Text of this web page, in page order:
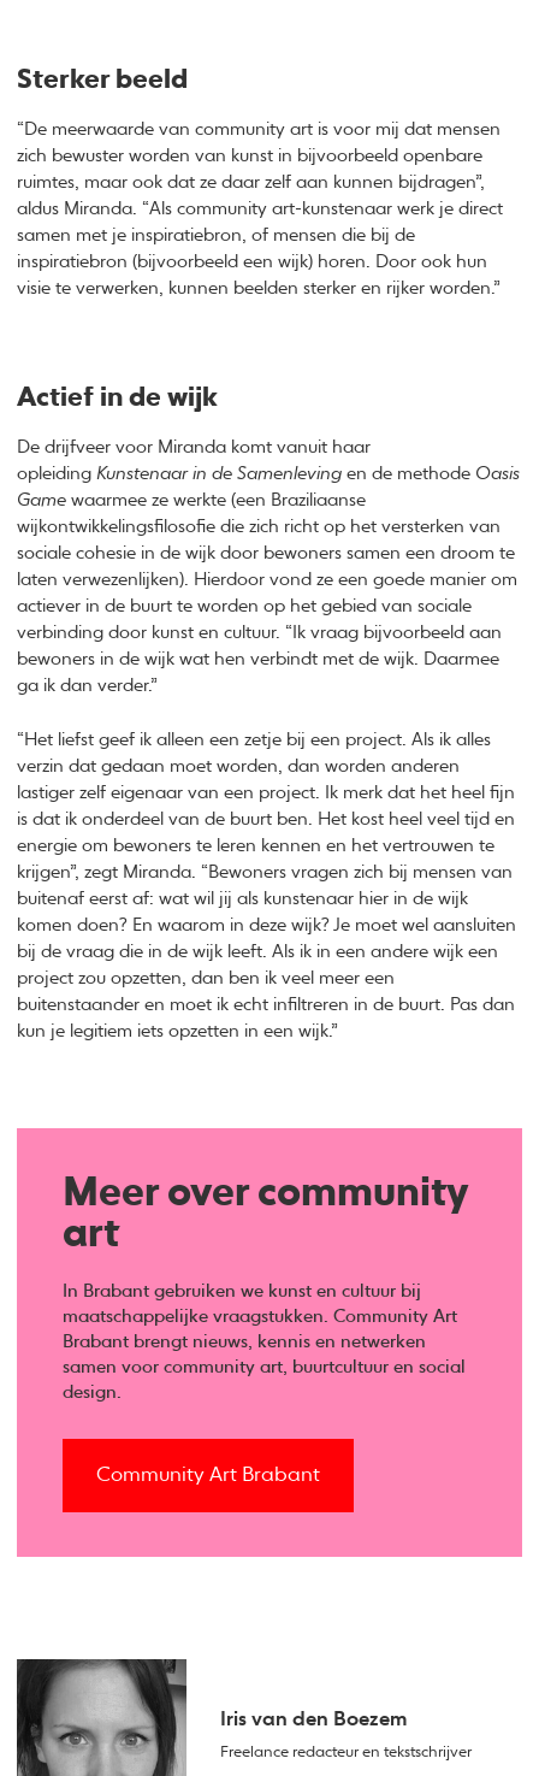
Sterker beeld
“De meerwaarde van community art is voor mij dat mensen
zich bewuster worden van kunst in bijvoorbeeld openbare
ruimtes, maar ook dat ze daar zelf aan kunnen bijdragen”,
aldus Miranda. “Als community art-kunstenaar werk je direct
samen met je inspiratiebron, of mensen die bij de
inspiratiebron (bijvoorbeeld een wijk) horen. Door ook hun
visie te verwerken, kunnen beelden sterker en rijker worden.”
Actief in de wijk
De drijfveer voor Miranda komt vanuit haar
opleidingKunstenaar in de Samenlevingen de methode Oasis
Gamewaarmee ze werkte (een Braziliaanse
wijkontwikkelingsfilosofie die zich richt op het versterken van
sociale cohesie in de wijk door bewoners samen een droom te
laten verwezenlijken). Hierdoor vond ze een goede manier om
actiever in de buurt te worden op het gebied van sociale
verbinding door kunst en cultuur. “Ik vraag bijvoorbeeld aan
bewoners in de wijk wat hen verbindt met de wijk. Daarmee
ga ik dan verder.”
“Het liefst geef ik alleen een zetje bij een project. Als ik alles
verzin dat gedaan moet worden, dan worden anderen
lastiger zelf eigenaar van een project. Ik merk dat het heel fijn
is dat ik onderdeel van de buurt ben. Het kost heel veel tijd en
energie om bewoners te leren kennen en het vertrouwen te
krijgen”, zegt Miranda. “Bewoners vragen zich bij mensen van
buitenaf eerst af: wat wil jij als kunstenaar hier in de wijk
komen doen? En waarom in deze wijk? Je moet wel aansluiten
bij de vraag die in de wijk leeft. Als ik in een andere wijk een
project zou opzetten, dan ben ik veel meer een
buitenstaander en moet ik echt infiltreren in de buurt. Pas dan
kun je legitiem iets opzetten in een wijk.”
Meer over community
art
In Brabant gebruiken we kunst en cultuur bij
maatschappelijke vraagstukken. Community Art
Brabant brengt nieuws, kennis en netwerken
samen voor community art, buurtcultuur en social
design.
Community Art Brabant
Iris van den Boezem
Freelance redacteur en tekstschrijver